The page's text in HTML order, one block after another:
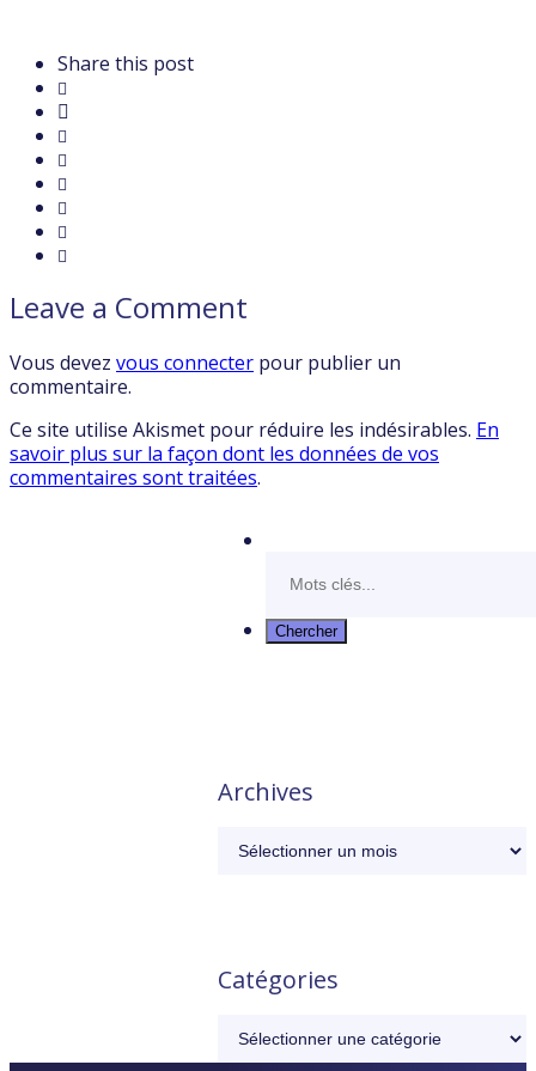
Share this post
Leave a Comment
Vous devez vous connecter pour publier un
commentaire.
Ce site utilise Akismet pour réduire les indésirables. En
savoir plus sur la façon dont les données de vos
commentaires sont traitées.
Archives
Catégories